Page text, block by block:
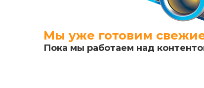
Мы уже готовим
Пока мы работаем над